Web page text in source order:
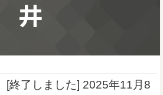
井
[終了しました] 2025年11月8